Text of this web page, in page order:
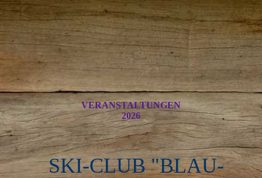
VERANSTALTUNGEN
2026
SKI-CLUB "BLAU-